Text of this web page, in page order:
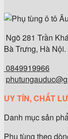
Ngõ 281 Trần
Bà Trưng, Hà Nội.
0849919966
UY TÍN, CHẤT
Danh mục sản
Phụ tùng theo